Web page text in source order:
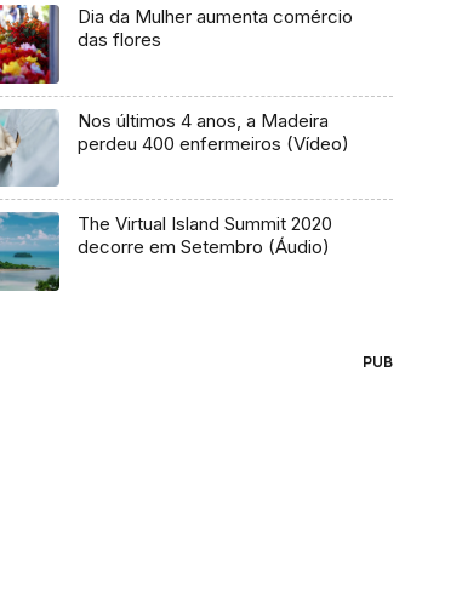
Dia da Mulher aumenta comércio
das flores
Nos últimos 4 anos, a Madeira
perdeu 400 enfermeiros (Vídeo)
The Virtual Island Summit 2020
decorre em Setembro (Áudio)
PUB